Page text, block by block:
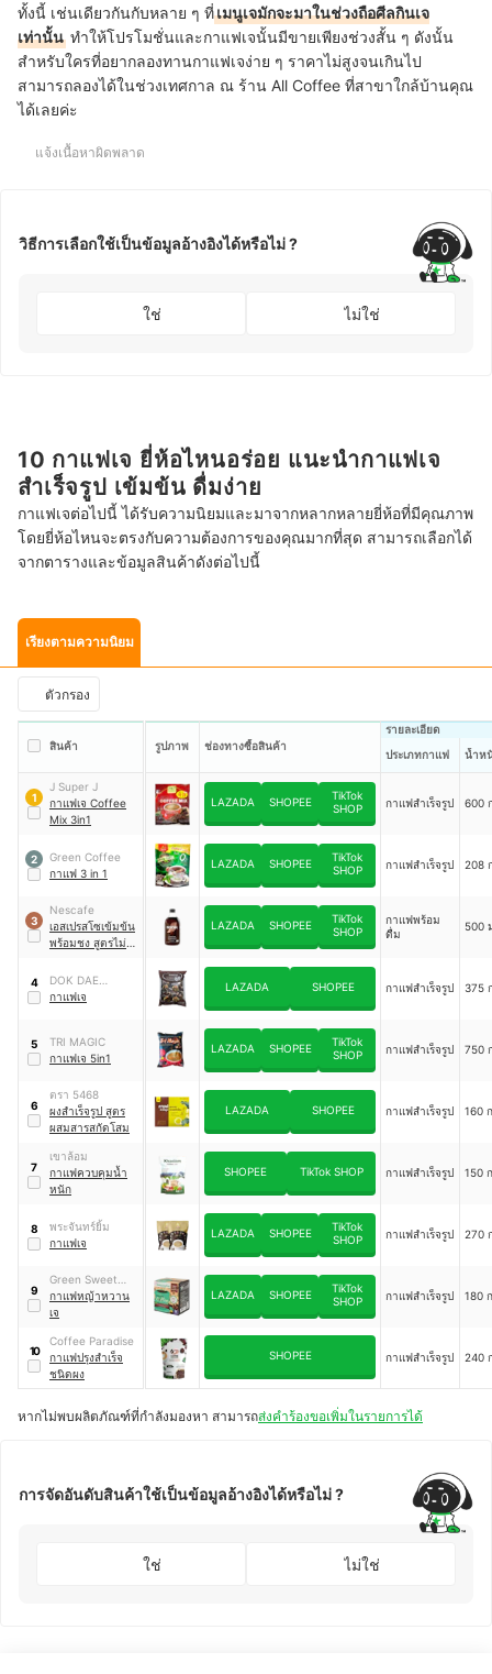
ทั้งนี้ เช่นเดียวกันกับหลาย ๆ ที่เมนูเจมักจะมาในช่วงถือศีลกินเจ
เท่านั้น ทำให้โปรโมชั่นและกาแฟเจนั้นมีขายเพียงช่วงสั้น ๆ ดังนั้น
สำหรับใครที่อยากลองทานกาแฟเจง่าย ๆ ราคาไม่สูงจนเกินไป
สามารถลองได้ในช่วงเทศกาล ณ ร้าน All Coffee ที่สาขาใกล้บ้านคุณ
ได้เลยค่ะ
แจ้งเนื้อหาผิดพลาด
วิธีการเลือกใช้เป็นข้อมูลอ้างอิงได้หรือไม่ ?
ใช่ ไม่ใช่
10 กาแฟเจ ยี่ห้อไหนอร่อย แนะนำกาแฟเจ
สำเร็จรูป เข้มข้น ดื่มง่าย
กาแฟเจต่อไปนี้ ได้รับความนิยมและมาจากหลากหลายยี่ห้อที่มีคุณภาพ
โดยยี่ห้อไหนจะตรงกับความต้องการของคุณมากที่สุด สามารถเลือกได้
จากตารางและข้อมูลสินค้าดังต่อไปนี้
เรียงตามความนิยม
ตัวกรอง
สินค้า รูปภาพ ช่องทางซื้อสินค้า
รายละเอียด
ประเภทกาแฟ
น้ำห
1
J Super J
กาแฟเจ Coffee
Mix 3in1
LAZADA SHOPEE
TikTok
SHOP
กาแฟสำเร็จรูป 600
2
Green Coffee
กาแฟ 3 in 1
LAZADA SHOPEE
TikTok
SHOP
กาแฟสำเร็จรูป 208
3
Nescafe
เอสเปรสโซเข้มข้น
พร้อมชง สูตรไม่มี
To-Mix Espresso
Concentrate (No
LAZADA SHOPEE
TikTok
SHOP
กาแฟพร้อม
ดื่ม
500
4
DOK DAE
COFFEE
กาแฟเจ
LAZADA SHOPEE กาแฟสำเร็จรูป 375
5
TRI MAGIC
กาแฟเจ 5in1
LAZADA SHOPEE
TikTok
SHOP
กาแฟสำเร็จรูป 750
6
ตรา 5468
ผงสำเร็จรูป สูตร
ผสมสารสกัดโสม
LAZADA SHOPEE กาแฟสำเร็จรูป 160
7
เขาล้อม
กาแฟควบคุมน้ำ
หนัก
SHOPEE TikTok SHOP กาแฟสำเร็จรูป 150
8
พระจันทร์ยิ้ม
กาแฟเจ
LAZADA SHOPEE
TikTok
SHOP
กาแฟสำเร็จรูป 270
9
Green Sweet
Coffee
กาแฟหญ้าหวาน
เจ
LAZADA SHOPEE
TikTok
SHOP
กาแฟสำเร็จรูป 180
10
Coffee Paradise
กาแฟปรุงสำเร็จ
ชนิดผง
SHOPEE กาแฟสำเร็จรูป 240
หากไม่พบผลิตภัณฑ์ที่กำลังมองหา สามารถส่งคำร้องขอเพิ่มในรายการได้
การจัดอันดับสินค้าใช้เป็นข้อมูลอ้างอิงได้หรือไม่ ?
ใช่ ไม่ใช่